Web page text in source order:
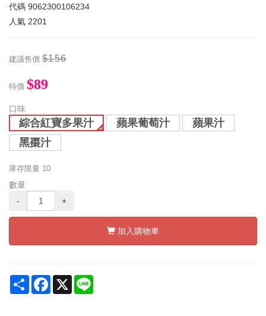
代碼 9062300106234
人氣 2201
建議售價 $156
特價 $89
口味
綜合紅寶多果汁 蘋果葡萄汁
蘋果汁
黑棗汁
庫存限量 10
數量
-
+
加入購物車
Share Facebook
X